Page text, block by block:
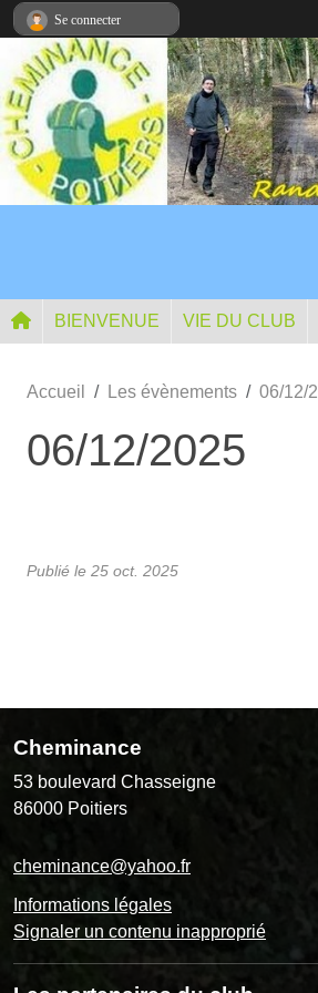
BIENVENUE VIE DU CLUB
Accueil Les évènements 06/12/
06/12/2025
Publié le 25 oct. 2025
Cheminance
53 boulevard Chasseigne
86000 Poitiers
cheminance@yahoo.fr
Informations légales
Signaler un contenu inapproprié
Se connecter
Panneau de gestion des cookies